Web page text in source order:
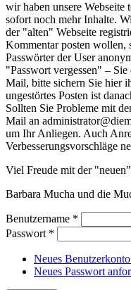
wir haben unsere Webseite
sofort noch mehr Inhalte.
der "alten" Webseite
Kommentar posten wollen,
Passwörter der User
"Passwort vergessen" –
Mail, bitte sichern Sie hier
ungestörtes Posten ist
Sollten Sie Probleme mit
Mail an
um Ihr Anliegen. Auch
Verbesserungsvorschläge
Viel Freude mit der
Barbara Mucha und die
Benutzername *
Passwort *
Neues
Neues Passwort